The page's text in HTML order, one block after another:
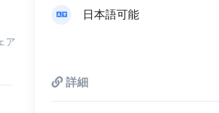
ア
日本語可能
詳細